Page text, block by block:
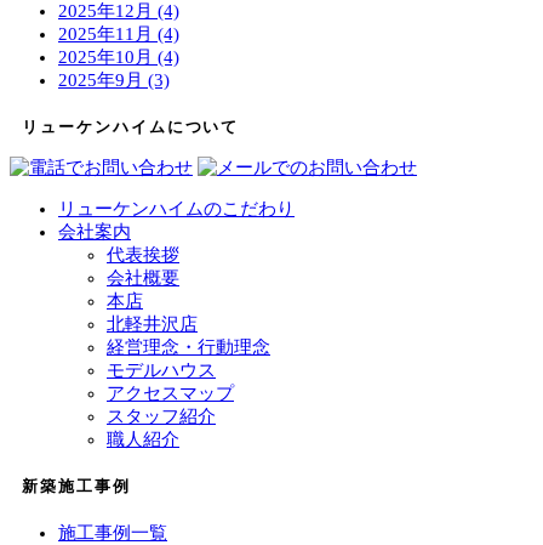
2025年12月 (4)
2025年11月 (4)
2025年10月 (4)
2025年9月 (3)
リューケンハイムについて
リューケンハイムのこだわり
会社案内
代表挨拶
会社概要
本店
北軽井沢店
経営理念・行動理念
モデルハウス
アクセスマップ
スタッフ紹介
職人紹介
新築施工事例
施工事例一覧